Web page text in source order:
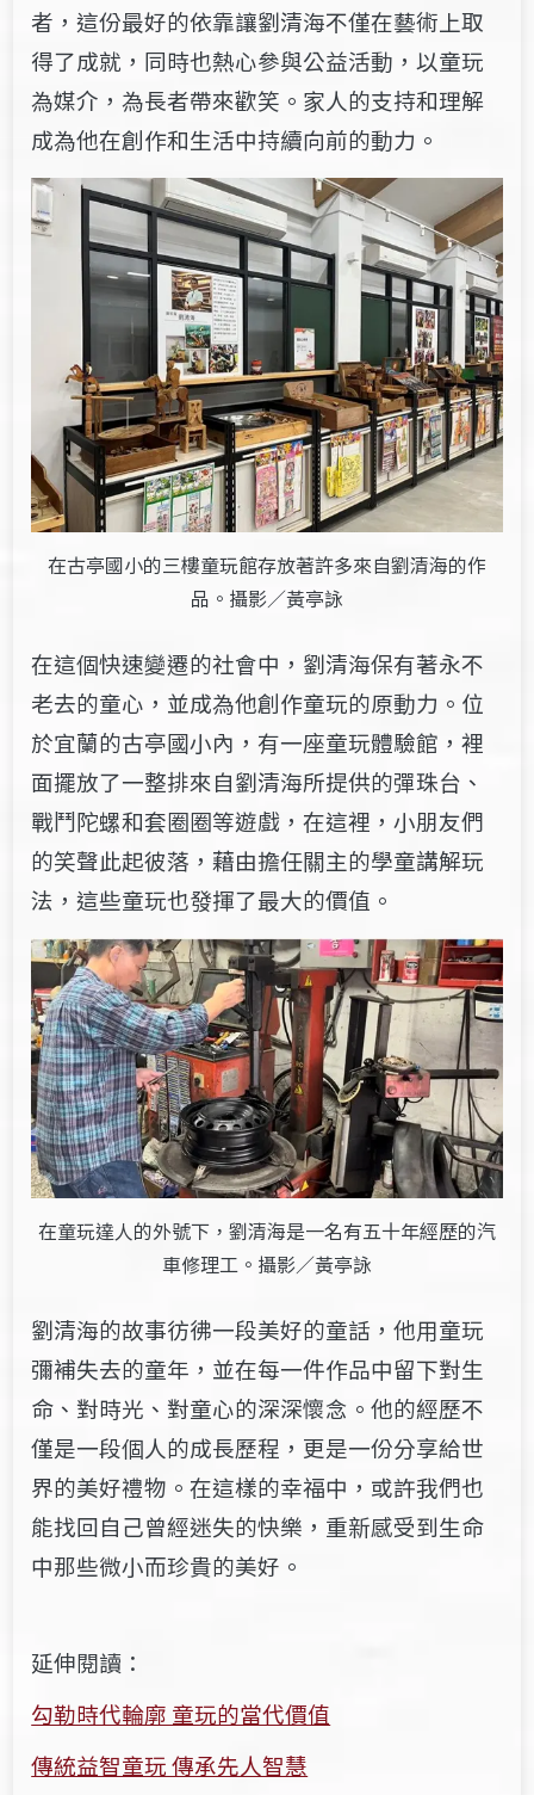
者，這份最好的依靠讓劉清海不僅在藝術上取
得了成就，同時也熱心參與公益活動，以童玩
為媒介，為長者帶來歡笑。家人的支持和理解
成為他在創作和生活中持續向前的動力。
在古亭國小的三樓童玩館存放著許多來自劉清海的作
品。攝影／黃亭詠
在這個快速變遷的社會中，劉清海保有著永不
老去的童心，並成為他創作童玩的原動力。位
於宜蘭的古亭國小內，有一座童玩體驗館，裡
面擺放了一整排來自劉清海所提供的彈珠台、
戰鬥陀螺和套圈圈等遊戲，在這裡，小朋友們
的笑聲此起彼落，藉由擔任關主的學童講解玩
法，這些童玩也發揮了最大的價值。
在童玩達人的外號下，劉清海是一名有五十年經歷的汽
車修理工。攝影／黃亭詠
劉清海的故事彷彿一段美好的童話，他用童玩
彌補失去的童年，並在每一件作品中留下對生
命、對時光、對童心的深深懷念。他的經歷不
僅是一段個人的成長歷程，更是一份分享給世
界的美好禮物。在這樣的幸福中，或許我們也
能找回自己曾經迷失的快樂，重新感受到生命
中那些微小而珍貴的美好。
延伸閱讀：
勾勒時代輪廓 童玩的當代價值
傳統益智童玩 傳承先人智慧